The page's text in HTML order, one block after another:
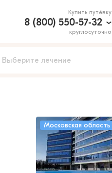
Купить путёвку
8 (800) 550-57-32
круглосуточно
Московская область